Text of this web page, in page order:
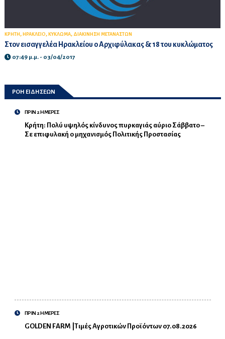
ΚΡΗΤΗ , ΗΡΑΚΛΕΙΟ, ΚΥΚΛΩΜΑ, ΔΙΑΚΙΝΗΣΗ ΜΕΤΑΝΑΣΤΩΝ
Στον εισαγγελέα Ηρακλείου ο Αρχιφύλακας & 18 του κυκλώματος
07:49 μ.μ. - 03/04/2017
ΡΟΗ ΕΙΔΗΣΕΩΝ
ΠΡΙΝ 2 ΗΜΕΡΕΣ
Κρήτη: Πολύ υψηλός κίνδυνος πυρκαγιάς αύριο Σάββατο –
Σε επιφυλακή ο μηχανισμός Πολιτικής Προστασίας
ΠΡΙΝ 2 ΗΜΕΡΕΣ
GOLDEN FARM |Τιμές Αγροτικών Προϊόντων 07.08.2026